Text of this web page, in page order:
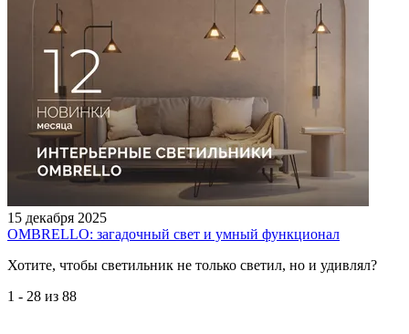
15 декабря 2025
OMBRELLO: загадочный свет и умный функционал
Хотите, чтобы светильник не только светил, но и удивлял?
1 - 28 из 88